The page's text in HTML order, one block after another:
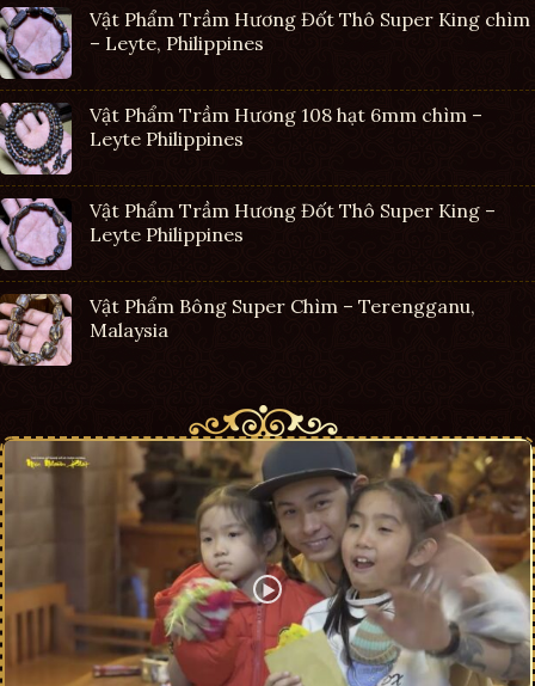
Vật Phẩm Trầm Hương Đốt Thô Super King chìm
– Leyte, Philippines
Vật Phẩm Trầm Hương 108 hạt 6mm chìm –
Leyte Philippines
Vật Phẩm Trầm Hương Đốt Thô Super King –
Leyte Philippines
Vật Phẩm Bông Super Chìm – Terengganu,
Malaysia